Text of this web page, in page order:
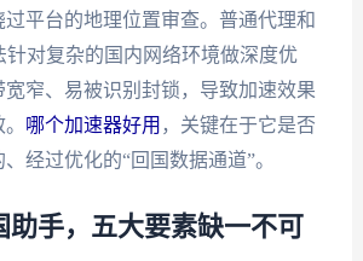
平台的地理位置审查。普通代理和
针对复杂的国内网络环境做深度优
窄、易被识别封锁，导致加速效果
哪个加速器好用 ，关键在于它是否
经过优化的“回国数据通道”。
手，五大要素缺一不可